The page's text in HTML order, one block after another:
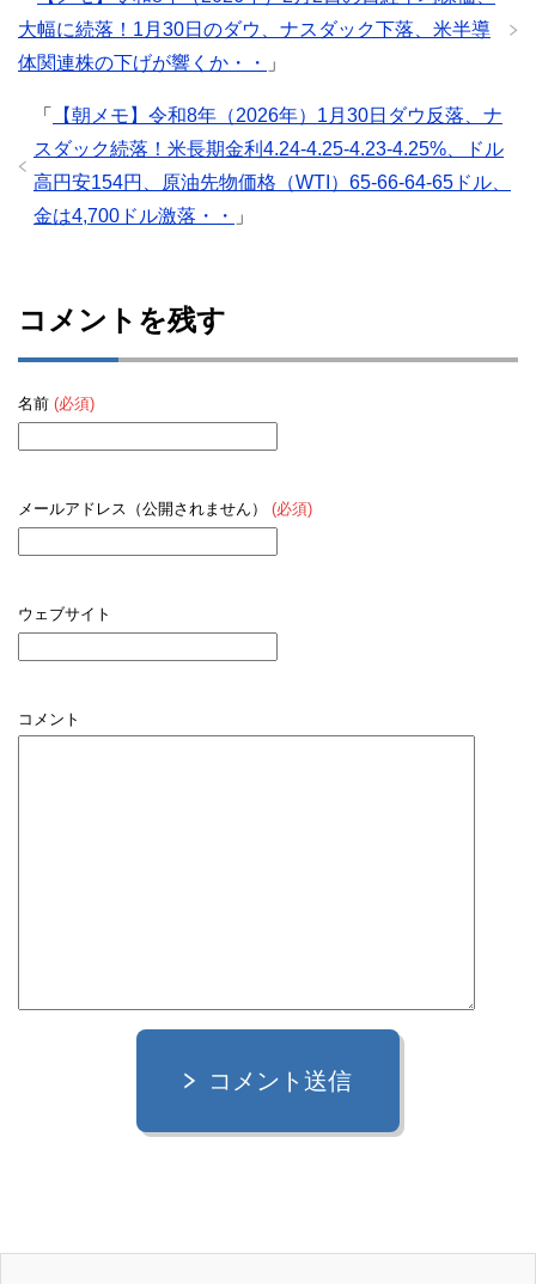
大幅に続落！1月30日のダウ、ナスダック下落、米半導
体関連株の下げが響くか・・
」
「
【朝メモ】令和8年（2026年）1月30日ダウ反落、ナ
スダック続落！米長期金利4.24-4.25-4.23-4.25%、ドル
高円安154円、原油先物価格（WTI）65-66-64-65ドル、
金は4,700ドル激落・・
」
コメントを残す
名前 (必須)
メールアドレス（公開されません） (必須)
ウェブサイト
コメント
コメント送信